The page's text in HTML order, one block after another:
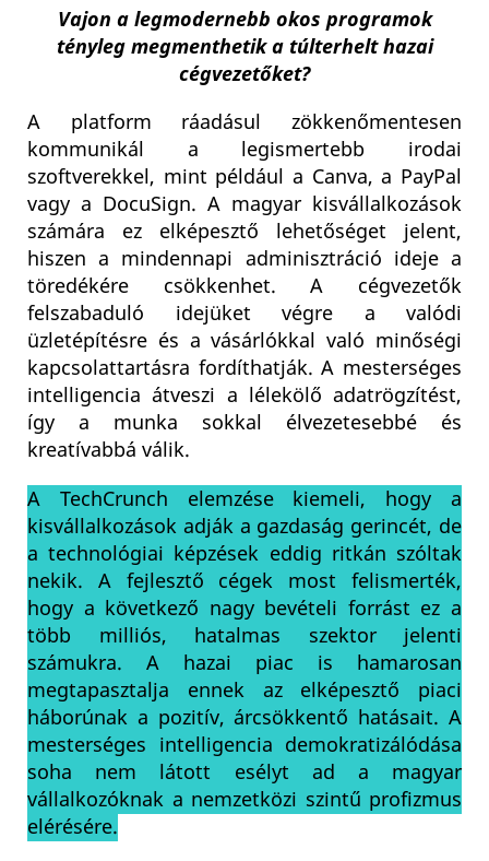
Vajon a legmodernebb okos programok
tényleg megmenthetik a túlterhelt hazai
cégvezetőket?
A platform ráadásul zökkenőmentesen
kommunikál a legismertebb irodai
szoftverekkel, mint például a Canva, a PayPal
vagy a DocuSign. A magyar kisvállalkozások
számára ez elképesztő lehetőséget jelent,
hiszen a mindennapi adminisztráció ideje a
töredékére csökkenhet. A cégvezetők
felszabaduló idejüket végre a valódi
üzletépítésre és a vásárlókkal való minőségi
kapcsolattartásra fordíthatják. A mesterséges
intelligencia átveszi a lélekölő adatrögzítést,
így a munka sokkal élvezetesebbé és
kreatívabbá válik.
A TechCrunch elemzése kiemeli, hogy a
kisvállalkozások adják a gazdaság gerincét, de
a technológiai képzések eddig ritkán szóltak
nekik. A fejlesztő cégek most felismerték,
hogy a következő nagy bevételi forrást ez a
több milliós, hatalmas szektor jelenti
számukra. A hazai piac is hamarosan
megtapasztalja ennek az elképesztő piaci
háborúnak a pozitív, árcsökkentő hatásait. A
mesterséges intelligencia demokratizálódása
soha nem látott esélyt ad a magyar
vállalkozóknak a nemzetközi szintű profizmus
elérésére.